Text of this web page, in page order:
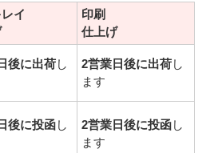
イ
印刷
仕上げ
後に出荷し
2営業日後に出荷し
ます
後に投函し
2営業日後に投函し
ます